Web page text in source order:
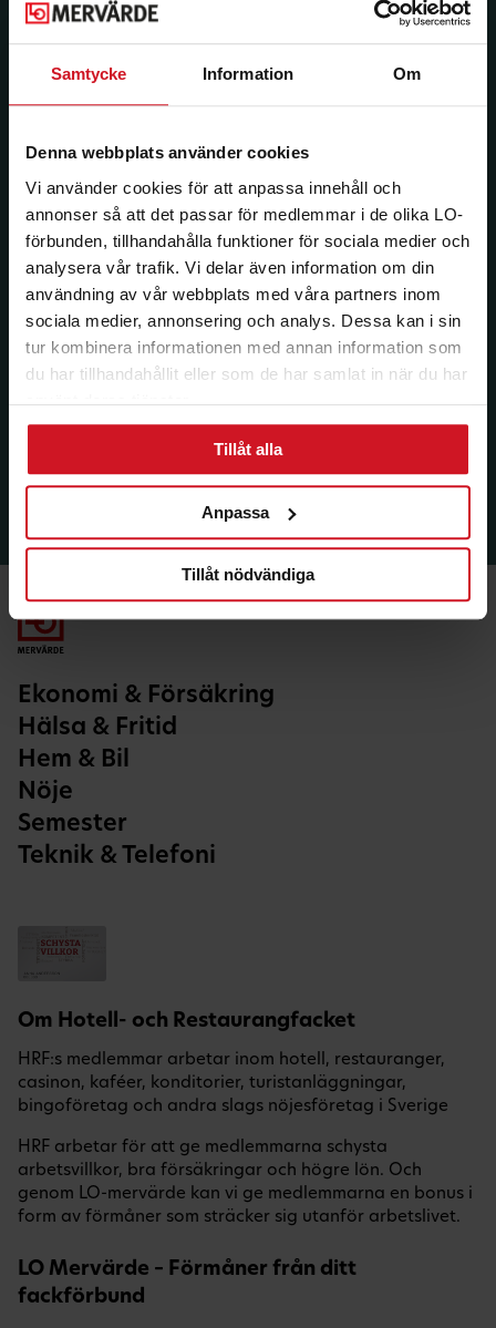
Samtycke Information Om
Denna webbplats använder cookies
Vi använder cookies för att anpassa innehåll och
annonser så att det passar för medlemmar i de olika LO-
förbunden, tillhandahålla funktioner för sociala medier och
analysera vår trafik. Vi delar även information om din
användning av vår webbplats med våra partners inom
sociala medier, annonsering och analys. Dessa kan i sin
tur kombinera informationen med annan information som
du har tillhandahållit eller som de har samlat in när du har
använt deras tjänster.
Tillåt alla
Anpassa
Tillåt nödvändiga
Ekonomi & Försäkring
Hälsa & Fritid
Hem & Bil
Nöje
Semester
Teknik & Telefoni
Om Hotell- och Restaurangfacket
HRF:s medlemmar arbetar inom hotell, restauranger,
casinon, kaféer, konditorier, turistanläggningar,
bingoföretag och andra slags nöjesföretag i Sverige
HRF arbetar för att ge medlemmarna schysta
arbetsvillkor, bra försäkringar och högre lön. Och
genom LO-mervärde kan vi ge medlemmarna en bonus i
form av förmåner som sträcker sig utanför arbetslivet.
LO Mervärde – Förmåner från ditt
fackförbund